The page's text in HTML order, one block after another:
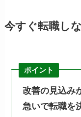
今すぐ転職し
ポイント
改善の見込み
急いで転職を